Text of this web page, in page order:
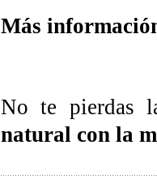
Más
No te pierdas
natural con la